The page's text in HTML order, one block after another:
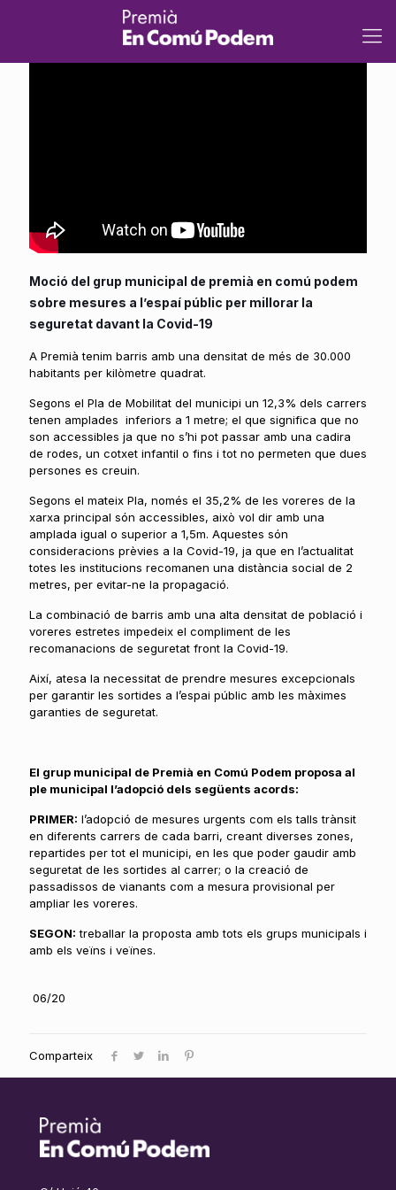
Moció del grup municipal de premià en comú podem
sobre mesures a l’espaí públic per millorar la
seguretat davant la Covid-19
A Premià tenim barris amb una densitat de més de 30.000
habitants per kilòmetre quadrat.
Segons el Pla de Mobilitat del municipi un 12,3% dels carrers
tenen amplades inferiors a 1 metre; el que significa que no
son accessibles ja que no s’hi pot passar amb una cadira
de rodes, un cotxet infantil o fins i tot no permeten que dues
persones es creuin.
Segons el mateix Pla, només el 35,2% de les voreres de la
xarxa principal són accessibles, això vol dir amb una
amplada igual o superior a 1,5m. Aquestes són
consideracions prèvies a la Covid-19, ja que en l’actualitat
totes les institucions recomanen una distància social de 2
metres, per evitar-ne la propagació.
La combinació de barris amb una alta densitat de població i
voreres estretes impedeix el compliment de les
recomanacions de seguretat front la Covid-19.
Així, atesa la necessitat de prendre mesures excepcionals
per garantir les sortides a l’espai públic amb les màximes
garanties de seguretat.
El grup municipal de Premià en Comú Podem proposa al
ple municipal l’adopció dels següents acords:
PRIMER: l’adopció de mesures urgents com els talls trànsit
en diferents carrers de cada barri, creant diverses zones,
repartides per tot el municipi, en les que poder gaudir amb
seguretat de les sortides al carrer; o la creació de
passadissos de vianants com a mesura provisional per
ampliar les voreres.
SEGON: treballar la proposta amb tots els grups municipals i
amb els veïns i veïnes.
06/20
Comparteix